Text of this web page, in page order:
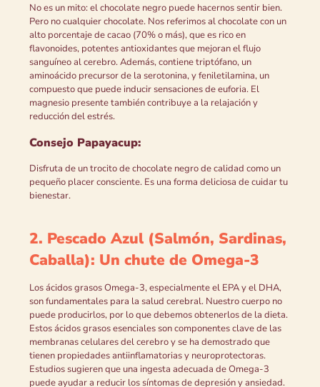
No es un mito: el chocolate negro puede hacernos sentir bien.
Pero no cualquier chocolate. Nos referimos al chocolate con un
alto porcentaje de cacao (70% o más), que es rico en
flavonoides, potentes antioxidantes que mejoran el flujo
sanguíneo al cerebro. Además, contiene triptófano, un
aminoácido precursor de la serotonina, y feniletilamina, un
compuesto que puede inducir sensaciones de euforia. El
magnesio presente también contribuye a la relajación y
reducción del estrés.
Consejo Papayacup:
Disfruta de un trocito de chocolate negro de calidad como un
pequeño placer consciente. Es una forma deliciosa de cuidar tu
bienestar.
2. Pescado Azul (Salmón, Sardinas,
Caballa): Un chute de Omega-3
Los ácidos grasos Omega-3, especialmente el EPA y el DHA,
son fundamentales para la salud cerebral. Nuestro cuerpo no
puede producirlos, por lo que debemos obtenerlos de la dieta.
Estos ácidos grasos esenciales son componentes clave de las
membranas celulares del cerebro y se ha demostrado que
tienen propiedades antiinflamatorias y neuroprotectoras.
Estudios sugieren que una ingesta adecuada de Omega-3
puede ayudar a reducir los síntomas de depresión y ansiedad.